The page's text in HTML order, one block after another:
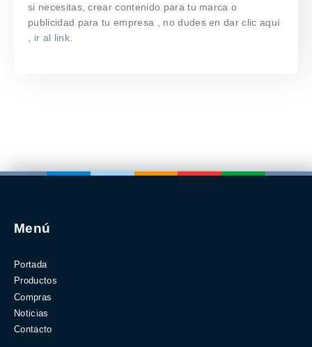
si necesitas, crear contenido para tu marca o
publicidad para tu empresa , no dudes en dar clic aquí
ir al link.
Menú
Portada
Productos
Compras
Noticias
Contacto